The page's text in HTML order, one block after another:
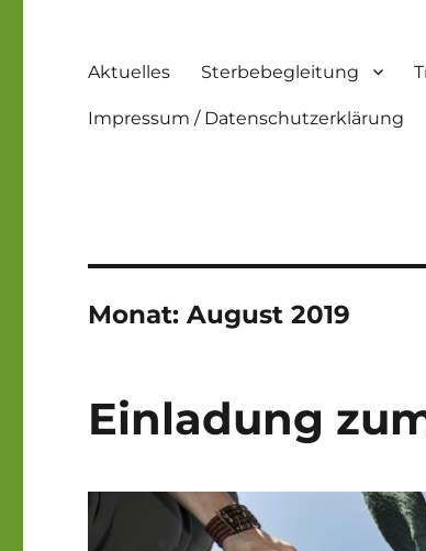
Aktuelles Sterbebegleitung
Impressum / Datenschutzerklärung
Monat:August 2019
Einladung